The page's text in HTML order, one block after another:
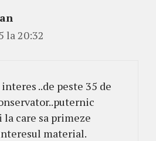
la 20:32
..de peste 35 de
care sa primeze
material.